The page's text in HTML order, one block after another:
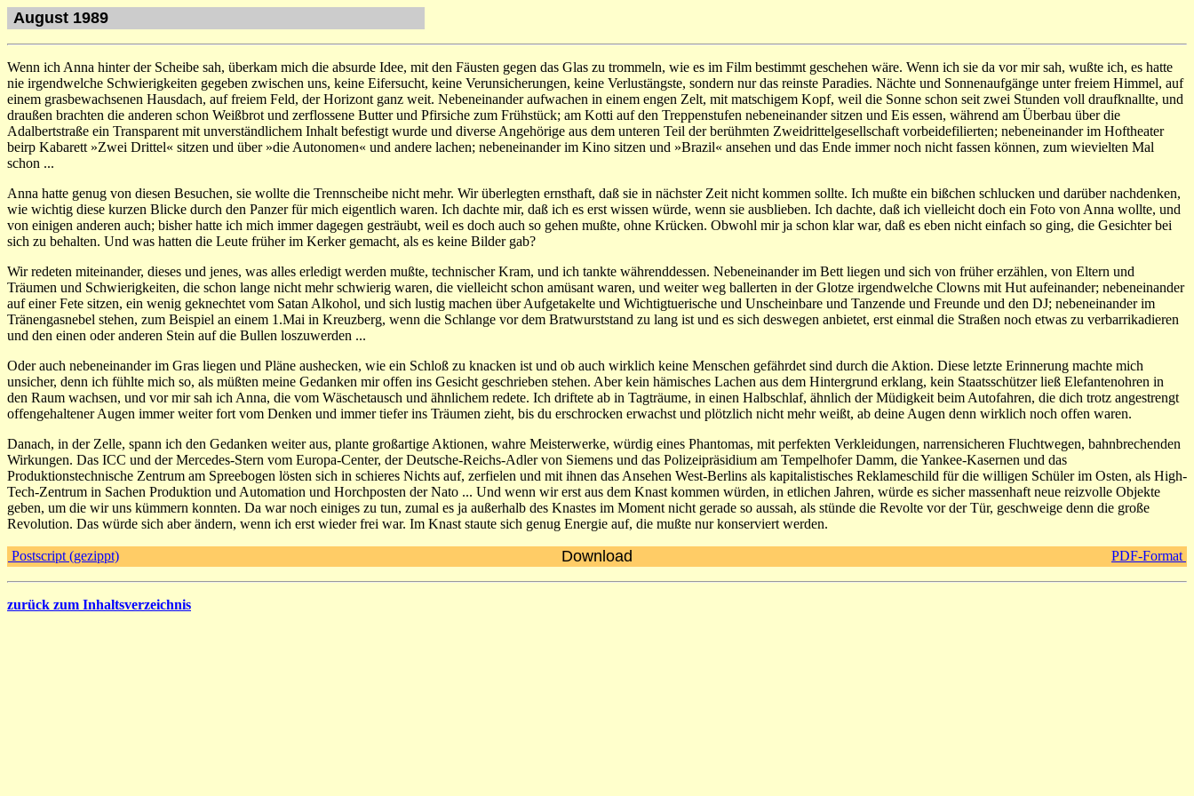
August 1989
Wenn ich Anna hinter der Scheibe sah, überkam mich die absurde Idee, mit den Fäusten gegen das Glas zu trommeln, wie es im Film bestimmt geschehen wäre. Wenn ich sie da vor mir sah, wußte ich, es hatte
nie irgendwelche Schwierigkeiten gegeben zwischen uns, keine Eifersucht, keine Verunsicherungen, keine Verlustängste, sondern nur das reinste Paradies. Nächte und Sonnenaufgänge unter freiem Himmel, auf
einem grasbewachsenen Hausdach, auf freiem Feld, der Horizont ganz weit. Nebeneinander aufwachen in einem engen Zelt, mit matschigem Kopf, weil die Sonne schon seit zwei Stunden voll draufknallte, und
draußen brachten die anderen schon Weißbrot und zerflossene Butter und Pfirsiche zum Frühstück; am Kotti auf den Treppenstufen nebeneinander sitzen und Eis essen, während am Überbau über die
Adalbertstraße ein Transparent mit unverständlichem Inhalt befestigt wurde und diverse Angehörige aus dem unteren Teil der berühmten Zweidrittelgesellschaft vorbeidefilierten; nebeneinander im Hoftheater
beirp Kabarett »Zwei Drittel« sitzen und über »die Autonomen« und andere lachen; nebeneinander im Kino sitzen und »Brazil« ansehen und das Ende immer noch nicht fassen können, zum wievielten Mal
schon ...
Anna hatte genug von diesen Besuchen, sie wollte die Trennscheibe nicht mehr. Wir überlegten ernsthaft, daß sie in nächster Zeit nicht kommen sollte. Ich mußte ein bißchen schlucken und darüber nachdenken,
wie wichtig diese kurzen Blicke durch den Panzer für mich eigentlich waren. Ich dachte mir, daß ich es erst wissen würde, wenn sie ausblieben. Ich dachte, daß ich vielleicht doch ein Foto von Anna wollte, und
von einigen anderen auch; bisher hatte ich mich immer dagegen gesträubt, weil es doch auch so gehen mußte, ohne Krücken. Obwohl mir ja schon klar war, daß es eben nicht einfach so ging, die Gesichter bei
sich zu behalten. Und was hatten die Leute früher im Kerker gemacht, als es keine Bilder gab?
Wir redeten miteinander, dieses und jenes, was alles erledigt werden mußte, technischer Kram, und ich tankte währenddessen. Nebeneinander im Bett liegen und sich von früher erzählen, von Eltern und
Träumen und Schwierigkeiten, die schon lange nicht mehr schwierig waren, die vielleicht schon amüsant waren, und weiter weg ballerten in der Glotze irgendwelche Clowns mit Hut aufeinander; nebeneinander
auf einer Fete sitzen, ein wenig geknechtet vom Satan Alkohol, und sich lustig machen über Aufgetakelte und Wichtigtuerische und Unscheinbare und Tanzende und Freunde und den DJ; nebeneinander im
Tränengasnebel stehen, zum Beispiel an einem 1.Mai in Kreuzberg, wenn die Schlange vor dem Bratwurststand zu lang ist und es sich deswegen anbietet, erst einmal die Straßen noch etwas zu verbarrikadieren
und den einen oder anderen Stein auf die Bullen loszuwerden ...
Oder auch nebeneinander im Gras liegen und Pläne aushecken, wie ein Schloß zu knacken ist und ob auch wirklich keine Menschen gefährdet sind durch die Aktion. Diese letzte Erinnerung machte mich
unsicher, denn ich fühlte mich so, als müßten meine Gedanken mir offen ins Gesicht geschrieben stehen. Aber kein hämisches Lachen aus dem Hintergrund erklang, kein Staatsschützer ließ Elefantenohren in
den Raum wachsen, und vor mir sah ich Anna, die vom Wäschetausch und ähnlichem redete. Ich driftete ab in Tagträume, in einen Halbschlaf, ähnlich der Müdigkeit beim Autofahren, die dich trotz angestrengt
offengehaltener Augen immer weiter fort vom Denken und immer tiefer ins Träumen zieht, bis du erschrocken erwachst und plötzlich nicht mehr weißt, ab deine Augen denn wirklich noch offen waren.
Danach, in der Zelle, spann ich den Gedanken weiter aus, plante großartige Aktionen, wahre Meisterwerke, würdig eines Phantomas, mit perfekten Verkleidungen, narrensicheren Fluchtwegen, bahnbrechenden
Wirkungen. Das ICC und der Mercedes-Stern vom Europa-Center, der Deutsche-Reichs-Adler von Siemens und das Polizeipräsidium am Tempelhofer Damm, die Yankee-Kasernen und das
Produktionstechnische Zentrum am Spreebogen lösten sich in schieres Nichts auf, zerfielen und mit ihnen das Ansehen West-Berlins als kapitalistisches Reklameschild für die willigen Schüler im Osten, als High-
Tech-Zentrum in Sachen Produktion und Automation und Horchposten der Nato ... Und wenn wir erst aus dem Knast kommen würden, in etlichen Jahren, würde es sicher massenhaft neue reizvolle Objekte
geben, um die wir uns kümmern konnten. Da war noch einiges zu tun, zumal es ja außerhalb des Knastes im Moment nicht gerade so aussah, als stünde die Revolte vor der Tür, geschweige denn die große
Revolution. Das würde sich aber ändern, wenn ich erst wieder frei war. Im Knast staute sich genug Energie auf, die mußte nur konserviert werden.
Postscript (gezippt) Download PDF-Format
zurück zum Inhaltsverzeichnis